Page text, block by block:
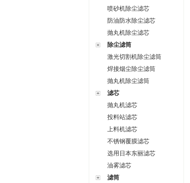
喷砂机除尘滤芯
防油防水除尘滤芯
抛丸机除尘滤芯
除尘滤筒
激光切割机除尘滤筒
焊接烟尘除尘滤筒
抛丸机除尘滤筒
滤芯
抛丸机滤芯
投料站滤芯
上料机滤芯
不锈钢覆膜滤芯
选用日本东丽滤芯
油雾滤芯
滤筒